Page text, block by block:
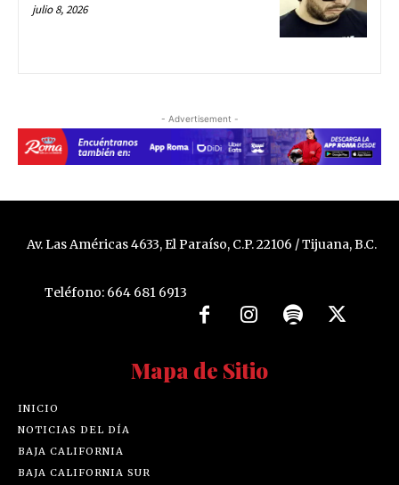
julio 8, 2026
- Advertisement -
Av. Las Américas 4633, El Paraíso, C.P. 22106 / Tijuana, B.C.
Teléfono: 664 681 6913
Mapa de Sitio
INICIO
NOTICIAS DEL DÍA
BAJA CALIFORNIA
BAJA CALIFORNIA SUR